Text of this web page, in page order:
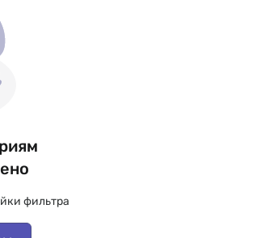
фильтра